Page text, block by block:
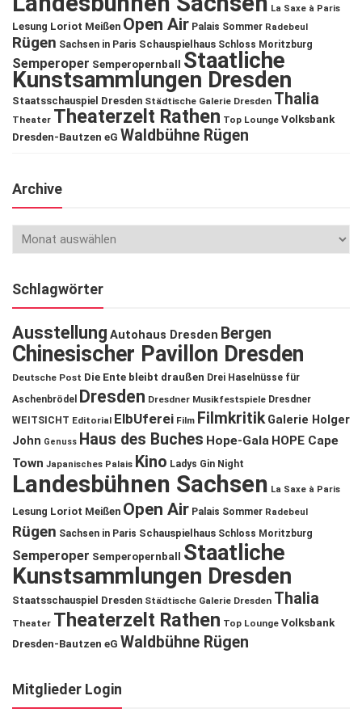
La Saxe à Paris
Lesung Loriot Meißen Open Air Palais Sommer Radebeul
Rügen Sachsen in Paris Schauspielhaus Schloss Moritzburg
Semperoper Semperopernball Staatliche
Kunstsammlungen Dresden
Staatsschauspiel Dresden Städtische Galerie Dresden Thalia
Theater Theaterzelt Rathen Top Lounge Volksbank
Dresden-Bautzen eG Waldbühne Rügen
Archive
Schlagwörter
Ausstellung Autohaus Dresden Bergen
Chinesischer Pavillon Dresden
Deutsche Post Die Ente bleibt draußen Drei Haselnüsse für
Aschenbrödel
Dresden Dresdner Musikfestspiele Dresdner
WEITSICHT Editorial ElbUferei Film Filmkritik Galerie Holger
John Genuss Haus des Buches Hope-Gala HOPE Cape
Town Japanisches Palais Kino Ladys Gin Night
Landesbühnen Sachsen La Saxe à Paris
Lesung Loriot Meißen Open Air Palais Sommer Radebeul
Rügen Sachsen in Paris Schauspielhaus Schloss Moritzburg
Semperoper Semperopernball
Staatliche
Kunstsammlungen Dresden
Staatsschauspiel Dresden Städtische Galerie Dresden Thalia
Theater Theaterzelt Rathen Top Lounge Volksbank
Dresden-Bautzen eG Waldbühne Rügen
Mitglieder Login